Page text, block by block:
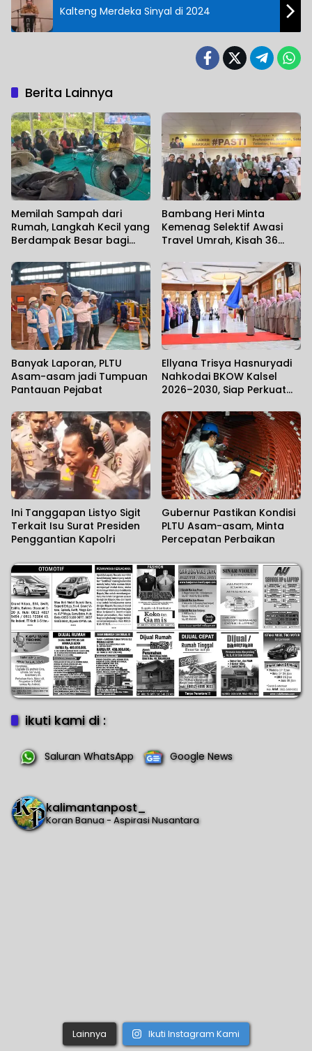
Kalteng Merdeka Sinyal di 2024
Berita Lainnya
Memilah Sampah dari
Rumah, Langkah Kecil yang
Berdampak Besar bagi
Bambang Heri Minta
Kemenag Selektif Awasi
Travel Umrah, Kisah 36
Jeddah Mengundang Haru
Banyak Laporan, PLTU
Asam-asam jadi Tumpuan
Pantauan Pejabat
Ellyana Trisya Hasnuryadi
Nahkodai BKOW Kalsel
2026–2030, Siap Perkuat
Perempuan
Ini Tanggapan Listyo Sigit
Terkait Isu Surat Presiden
Penggantian Kapolri
Gubernur Pastikan Kondisi
PLTU Asam-asam, Minta
Percepatan Perbaikan
ikuti kami di :
Saluran WhatsApp Google News
kalimantanpost_
Koran Banua - Aspirasi Nusantara
Lainnya Ikuti Instagram Kami